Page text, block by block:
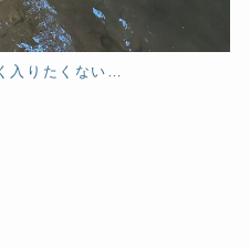
入りたくない…